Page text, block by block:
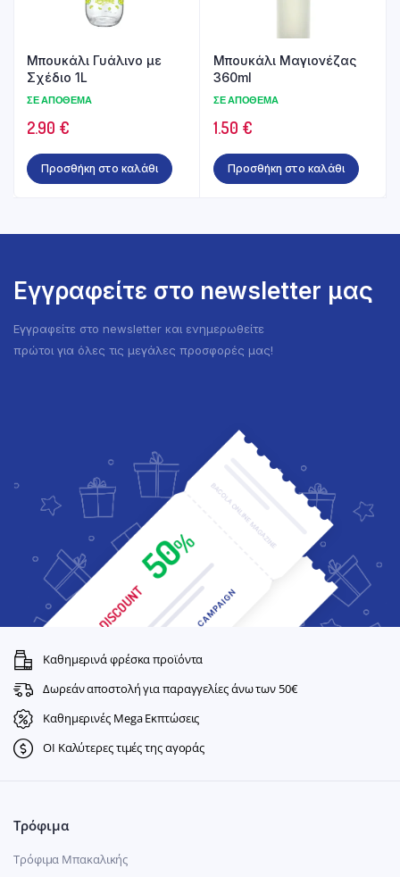
Μπουκάλι Γυάλινο με
Σχέδιο 1L
ΣΕ ΑΠΌΘΕΜΑ
2.90 €
Προσθήκη στο καλάθι
Μπουκάλι Μαγιονέζας
360ml
ΣΕ ΑΠΌΘΕΜΑ
1.50 €
Προσθήκη στο καλάθι
Εγγραφείτε στο newsletter μας
Εγγραφείτε στο newsletter και ενημερωθείτε
πρώτοι για όλες τις μεγάλες προσφορές μας!
Καθημερινά φρέσκα προϊόντα
Δωρεάν αποστολή για παραγγελίες άνω των 50€
Καθημερινές Mega Εκπτώσεις
ΟΙ Καλύτερες τιμές της αγοράς
Τρόφιμα
Τρόφιμα Μπακαλικής